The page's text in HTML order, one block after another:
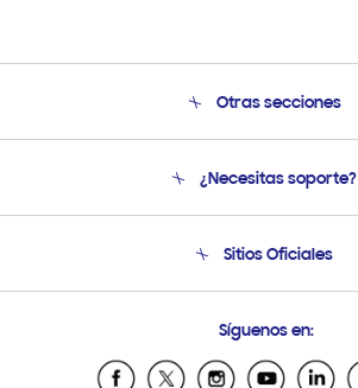
Otras secciones
Soporte
Condiciones de Compra
¿Necesitas soporte?
Soporte vía eMail
Sitios Oficiales
Samsung Ecuador
Samsung El Salvador
Síguenos en: